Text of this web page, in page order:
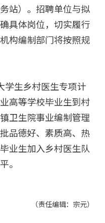
站）。招聘单位与拟
具体岗位，切实履行
构编制部门将按照规
生乡村医生专项计
高等学校毕业生到村
卫生院事业编制管理
品德好、素质高、热
业生加入乡村医生队
。
（责任编辑：宗元）